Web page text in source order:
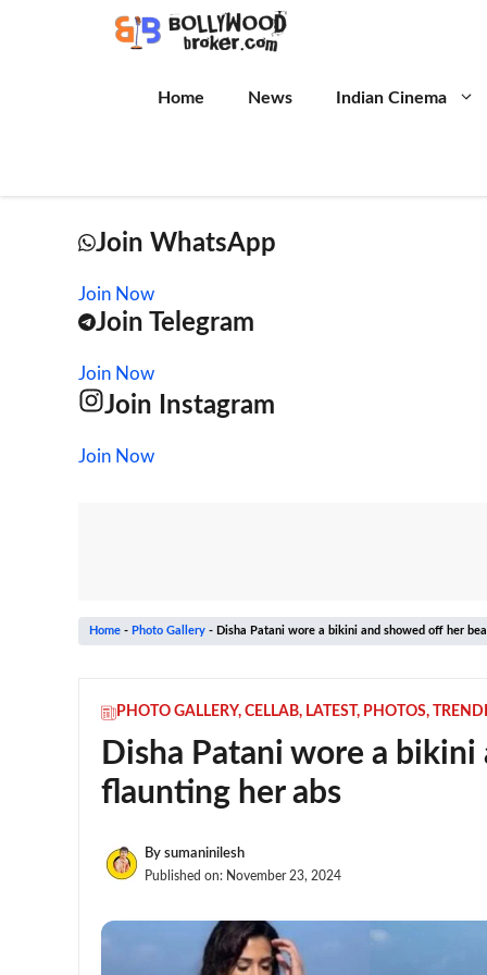
Home News Indian Cinema
Join WhatsApp
Join Now
Join Telegram
Join Now
Join Instagram
Join Now
Home - Photo Gallery - Disha Patani wore a bikini and showed off her
PHOTO GALLERY, CELLAB, LATEST , PHOTOS,
Disha Patani wore a
flaunting her abs
By sumaninilesh
Published on: November 23, 2024